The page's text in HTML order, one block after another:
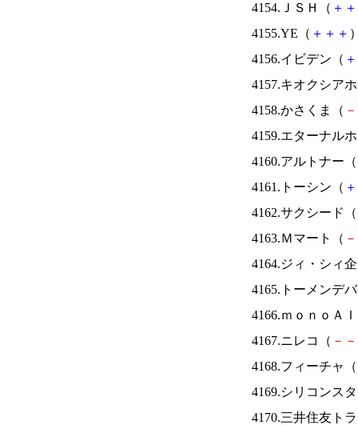
4154.ＪＳＨ（ ＋ ＋
4155.YE（ ＋ ＋ ＋
4156.イビデン（ ＋
4157.キオクシア
4158.かさくま（ －
4159.エターナル
4160.アルトナー（
4161.トーシン（ ＋
4162.サクシード（
4163.Ｍマート（ －
4164.ジィ・シィ
4165.トーメンデ
4166.ｍｏｎｏＡ
4167.ニレコ（ － －
4168.フィーチャ（
4169.シリコンス
4170.三井住友ト